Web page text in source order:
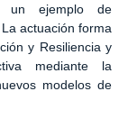
un ejemplo de
actuación forma
y Resiliencia y
mediante la
modelos de